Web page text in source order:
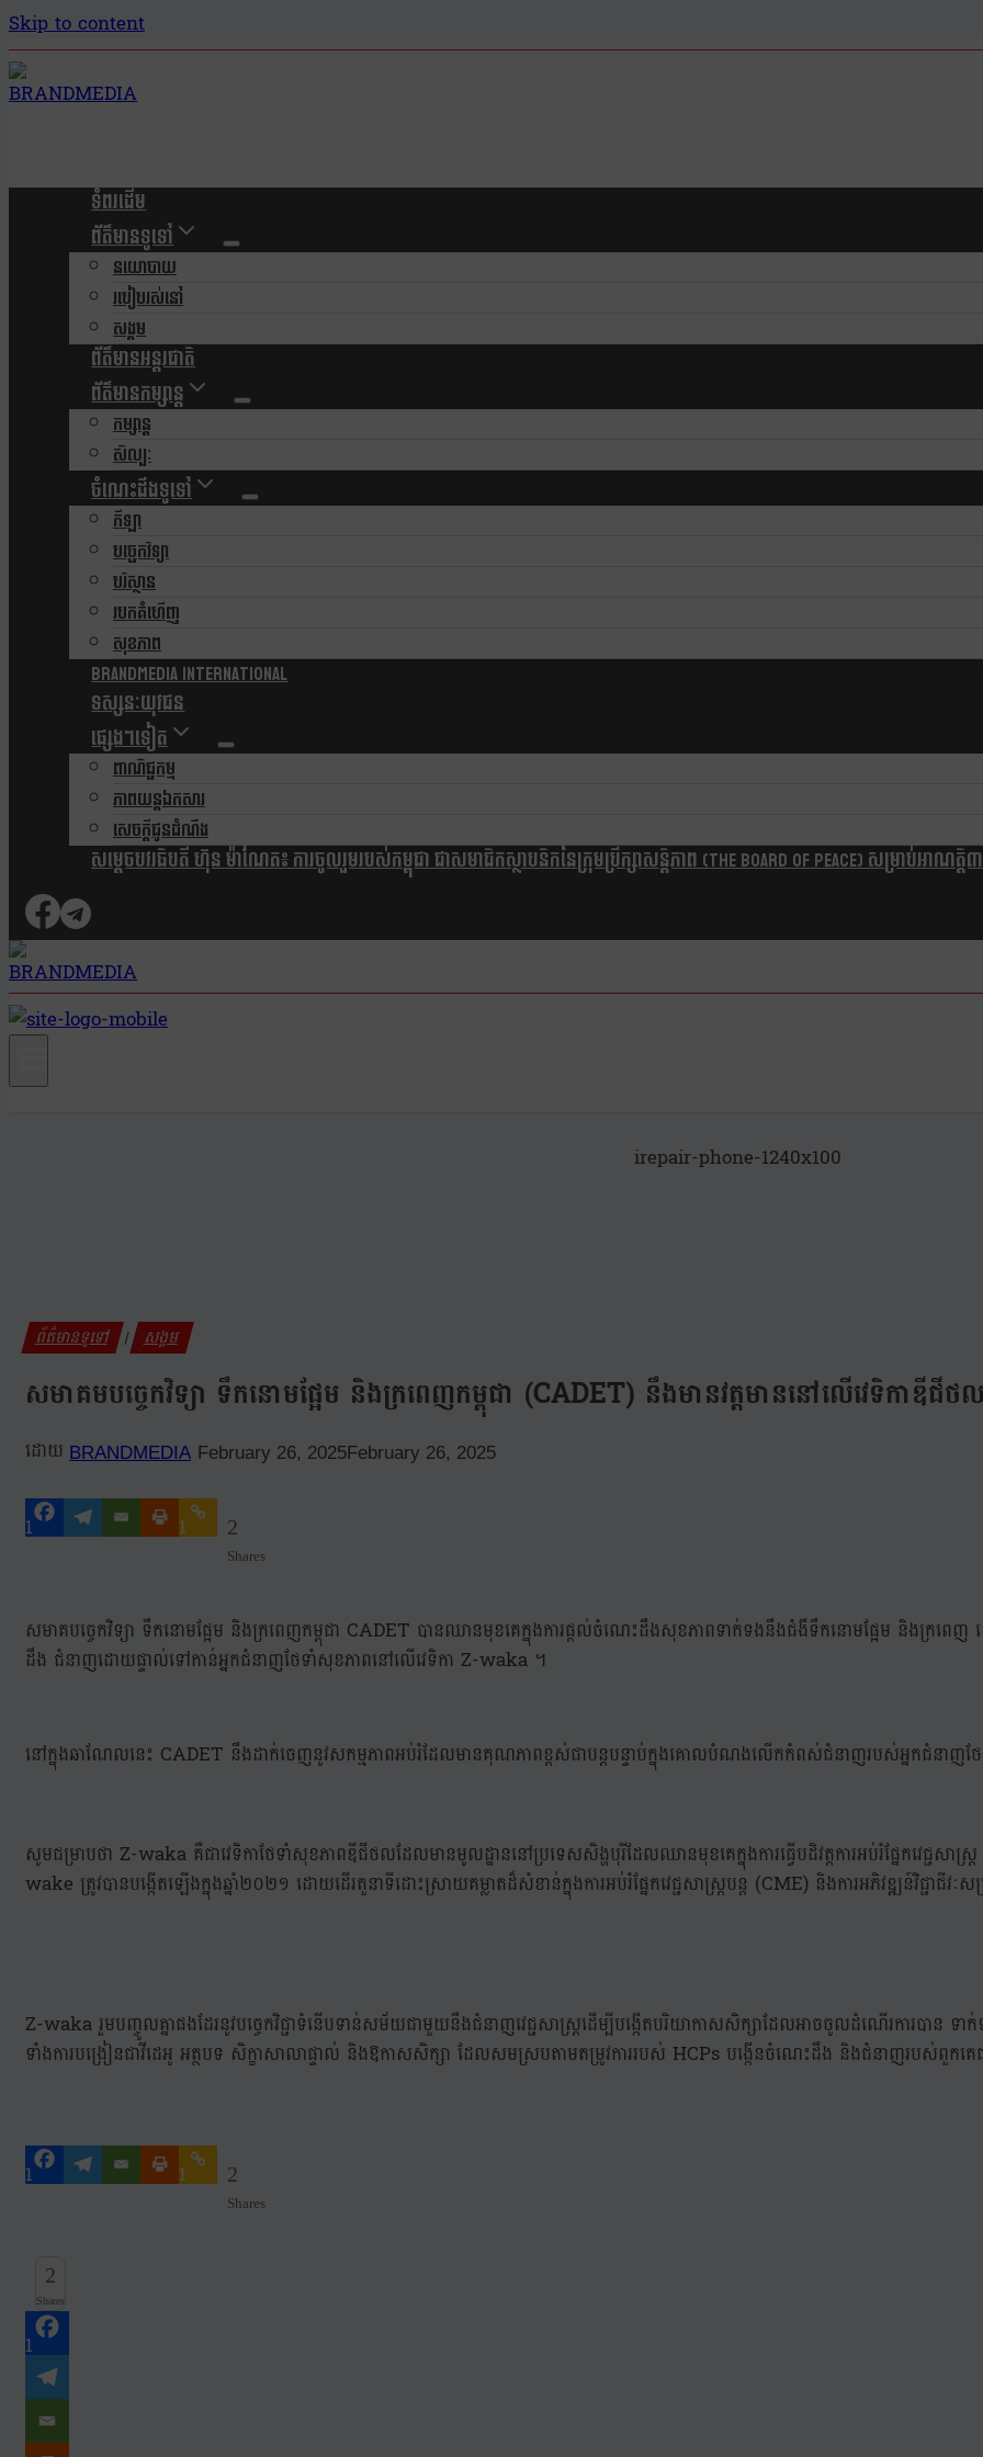
Skip to content
ទំពរដើម
ព័ត៌មានទូទៅ
នយោបាយ
របៀបរស់នៅ
សង្គម
ព័ត៌មានអន្តរជាតិ
ព័ត៌មានកម្សាន្ត
កម្សាន្ត
សិល្បៈ
ចំណេះដឹងទូទៅ
កីឡា
បច្ចេកវិទ្យា
បរិស្ថាន
របកគំហើញ
សុខភាព
Brandmedia international
ទស្សនៈយុវជន
ផ្សេងៗទៀត
ពាណិជ្ជកម្ម
ភាពយន្តឯកសារ
សេចក្តីជូនដំណឹង
សម្តេចបវរធិបតី ហ៊ុន ម៉ាណែត៖ ការចូលរួមរបស់កម្ពុជា ជាសមាជិកស្ថាបនិកនៃក្រុមប្រឹក្សាសន្តិភាព (The Board Of Peace) សម្រាប់អាណត្តិ៣
irepair-phone-1240x100
ព័ត៌មានទូទៅ | សង្គម
សមាគមបច្ចេកវិទ្យា ទឹកនោមផ្អែម និងក្រពេញកម្ពុជា (CADET) នឹងមានវត្តមាននៅលើវេទិកា
BRANDMEDIA February 26, 2025February 26, 2025
1 1 2
Shares
សមាគបច្ចេកវិទ្យា ទឹកនោមផ្អែម និងក្រពេញកម្ពុជា CADET បានឈានមុខគេក្នុងការផ្ដល់ចំណេះដឹងសុខភាពទាក់ទងនឹងជំងឺទឹកនោមផ្អែម និងក្រពេ
ដឹង ជំនាញដោយផ្ទាល់ទៅកាន់អ្នកជំនាញថែទាំសុខភាពនៅលើវេទិកា Z-waka ។
នៅក្នុងឆាណែលនេះ CADET នឹងដាក់ចេញនូវសកម្មភាពអប់រំដែលមានគុណភាពខ្ពស់ជាបន្តបន្ទាប់ក្នុងគោលបំណងលើកកំពស់ជំនាញរបស់អ្នកជំនាញថ
សូមជម្រាបថា Z-waka គឺជាវេទិកាថែទាំសុខភាពឌីជីថលដែលមានមូលដ្ឋាននៅប្រទេសសិង្ហបុរីដែលឈានមុខគេក្នុងការធ្វើបដិវត្តការអប់រំផ្នែកវេជ្ជសា
wake ត្រូវបានបង្កើតឡើងក្នុងឆ្នាំ២០២១ ដោយដើរតួនាទីដោះស្រាយគម្លាតដ៏សំខាន់ក្នុងការអប់រំផ្នែកវេជ្ជសាស្ត្របន្ត (CME) និងការអភិវឌ្ឍន៍វិជ្ជាជី
Z-waka រួមបញ្ចូលគ្នាផងដែរនូវបច្ចេកវិជ្ជាទំនើបទាន់សម័យជាមួយនឹងជំនាញវេជ្ជសាស្រ្តដើម្បីបង្កើតបរិយាកាសសិក្សាដែលអាចចូលដំណើរការបាន ទា
ទាំងការបង្រៀនជាវីដេអូ អត្ថបទ សិក្ខាសាលាផ្ទាល់ និងឱកាសសិក្សា ដែលសមស្របតាមតម្រូវការរបស់ HCPs បង្កើនចំណេះដឹង និងជំនាញរបស់ពួកគេ
1 1 2
Shares
2
Shares
1